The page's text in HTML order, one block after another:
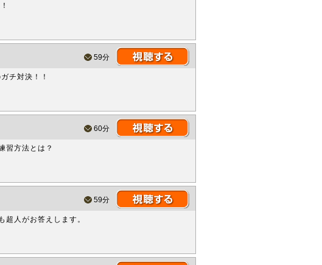
59分
チ対決！！
60分
習方法とは？
59分
人がお答えします。